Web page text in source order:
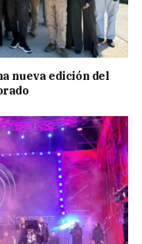
nueva edición del